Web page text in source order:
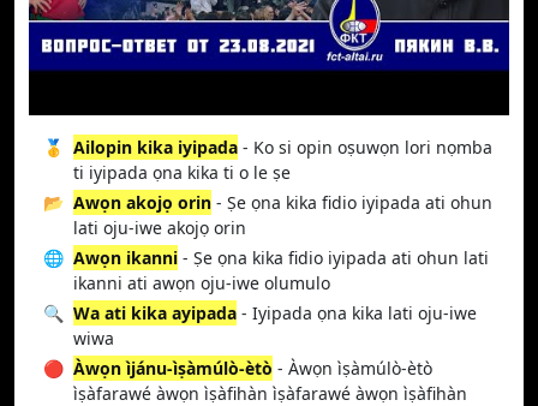
🥇 Ailopin kika iyipada - Ko si opin oṣuwọn lori nọmba
ti iyipada ọna kika ti o le ṣe
📂 Awọn akojọ orin - Ṣe ọna kika fidio iyipada ati ohun
lati oju-iwe akojọ orin
🌐 Awọn ikanni - Ṣe ọna kika fidio iyipada ati ohun lati
ikanni ati awọn oju-iwe olumulo
🔍 Wa ati kika ayipada - Iyipada ọna kika lati oju-iwe
wiwa
🔴 Àwọn ìjánu-ìṣàmúlò-ètò - Àwọn ìṣàmúlò-ètò
ìṣàfarawé àwọn ìṣàfihàn ìṣàfarawé àwọn ìṣàfihàn